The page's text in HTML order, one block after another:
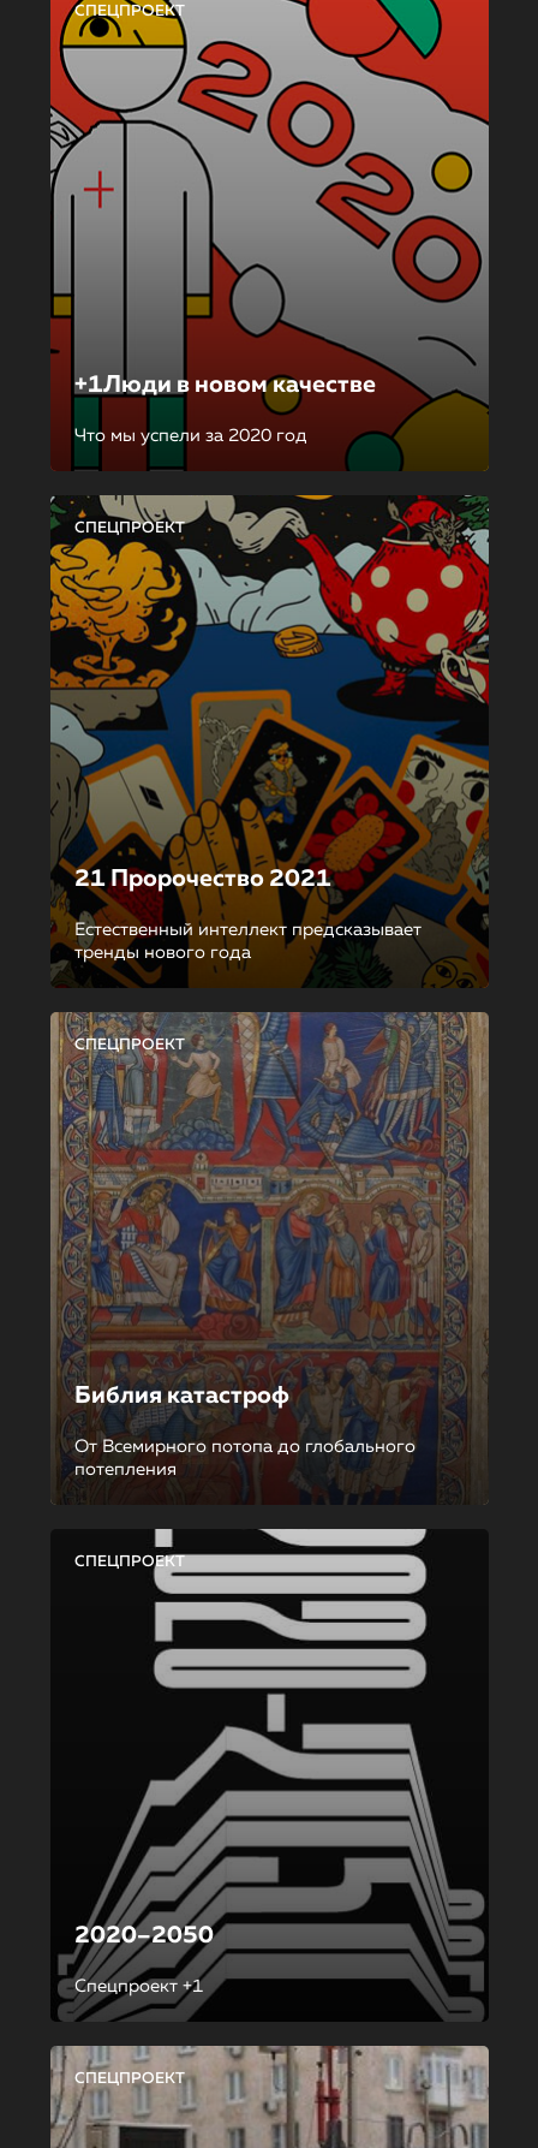
СПЕЦПРОЕКТ
+1Люди в новом качестве
Что мы успели за 2020 год
СПЕЦПРОЕКТ
21 Пророчество 2021
Естественный интеллект предсказывает
тренды нового года
СПЕЦПРОЕКТ
Библия катастроф
От Всемирного потопа до глобального
потепления
СПЕЦПРОЕКТ
2020–2050
Спецпроект +1
СПЕЦПРОЕКТ